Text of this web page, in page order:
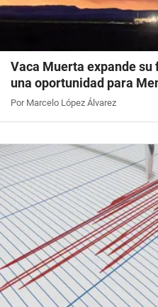
Vaca Muerta expande
una oportunidad para
Por Marcelo López Álvarez